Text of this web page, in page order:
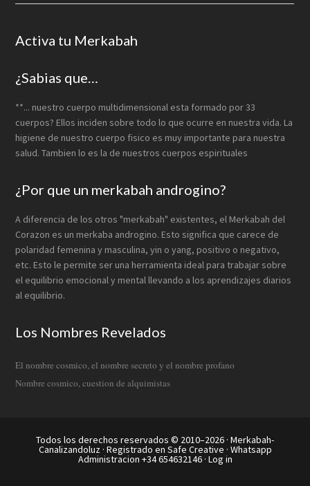
Activa tu Merkabah
¿Sabias que…
**... nuestro cuerpo multidimensional esta formado por 33
cuerpos? Ellos inciden sobre todo lo que ocurre en nuestra vida. La
higiene de nuestro cuerpo fisico es muy importante para nuestra
salud. Tambien lo es la de nuestros cuerpos espirituales
¿Por que un merkabah androgino?
A diferencia de los otros "merkabah" existentes, el Merkabah del
Corazon es un merkaba androgino. Esto significa que carece de
polaridad femenina y masculina, yin o yang, positivo o negativo,
etc. Esto le permite ser una herramienta ideal para trabajar sobre
el equilibrio emocional y mental llevando a los aprendizajes diarios
al equilibrio.
Los Nombres Revelados
El nombre cosmico, el nombre secreto y el nombre profano
Nombre cosmico, cuestion de alquimistas
Todos los derechos reservados © 2010–2026 · Merkabah-
Canalizandoluz· Registrado en Safe Creative · Whatsapp
Administracion +34 654632146 · Log in